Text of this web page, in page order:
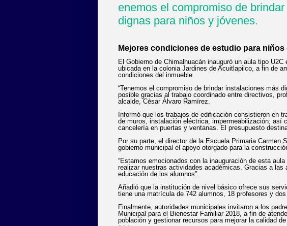
enemos el compromiso de
dignas para niños y jóvenes.
Mejores condiciones de estudio para
El Gobierno de Chimalhuacán inauguró un aula tipo
ubicada en la colonia Jardines de Acuitlapilco, a fin de
condiciones del inmueble.
“Tenemos el compromiso de brindar instalaciones más
posible gracias al trabajo coordinado entre directivos,
alcalde, César Álvaro Ramírez.
Informó que los trabajos de edificación consistieron en
de muros, instalación eléctrica, impermeabilización; así
cancelería en puertas y ventanas. El presupuesto
Por su parte, el director de la Escuela Primaria Carmen
gobierno municipal el apoyo otorgado para la
“Estamos emocionados con la inauguración de esta
realizar nuestras actividades académicas. Gracias a las
educación de los alumnos”.
Añadió que la institución de nivel básico ofrece sus
tiene una matrícula de 742 alumnos, 18 profesores y dos
Finalmente, autoridades municipales invitaron a los
Municipal para el Bienestar Familiar 2018, a fin de
población y gestionar recursos para mejorar la calidad